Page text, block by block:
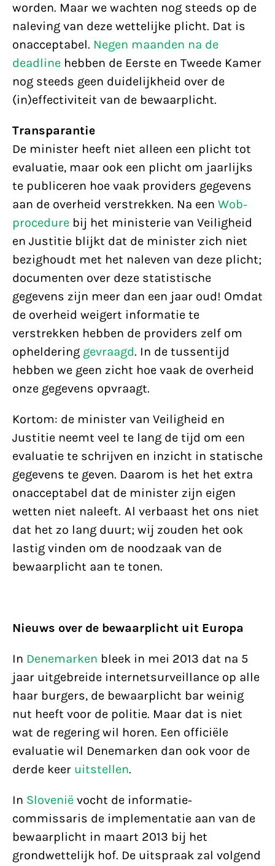
worden. Maar we wachten nog steeds op de
naleving van deze wettelijke plicht. Dat is
onacceptabel. Negen maanden na de
deadline hebben de Eerste en Tweede Kamer
nog steeds geen duidelijkheid over de
(in)effectiviteit van de bewaarplicht.
Transparantie
De minister heeft niet alleen een plicht tot
evaluatie, maar ook een plicht om jaarlijks
te publiceren hoe vaak providers gegevens
aan de overheid verstrekken. Na een Wob-
procedure bij het ministerie van Veiligheid
en Justitie blijkt dat de minister zich niet
bezighoudt met het naleven van deze plicht;
documenten over deze statistische
gegevens zijn meer dan een jaar oud! Omdat
de overheid weigert informatie te
verstrekken hebben de providers zelf om
opheldering gevraagd. In de tussentijd
hebben we geen zicht hoe vaak de overheid
onze gegevens opvraagt.
Kortom: de minister van Veiligheid en
Justitie neemt veel te lang de tijd om een
evaluatie te schrijven en inzicht in statische
gegevens te geven. Daarom is het het extra
onacceptabel dat de minister zijn eigen
wetten niet naleeft. Al verbaast het ons niet
dat het zo lang duurt; wij zouden het ook
lastig vinden om de noodzaak van de
bewaarplicht aan te tonen.
Nieuws over de bewaarplicht uit Europa
In Denemarken bleek in mei 2013 dat na 5
jaar uitgebreide internetsurveillance op alle
haar burgers, de bewaarplicht bar weinig
nut heeft voor de politie. Maar dat is niet
wat de regering wil horen. Een officiële
evaluatie wil Denemarken dan ook voor de
derde keer uitstellen.
In Slovenië vocht de informatie-
commissaris de implementatie aan van de
bewaarplicht in maart 2013 bij het
grondwettelijk hof. De uitspraak zal volgend